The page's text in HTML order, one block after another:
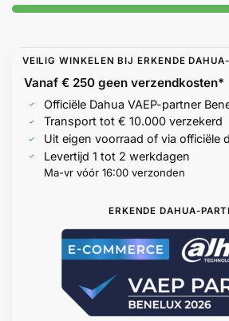
VEILIG WINKELEN BIJ ERKENDE
Vanaf € 250 geenverzendkosten*
Officiële Dahua VAEP-partner
Transport tot € 10.000 verzekerd
Uit eigen voorraad of via officiële
Levertijd 1 tot 2 werkdagen
Ma-vr vóór 16:00 verzonden
ERKENDE DAHUA-